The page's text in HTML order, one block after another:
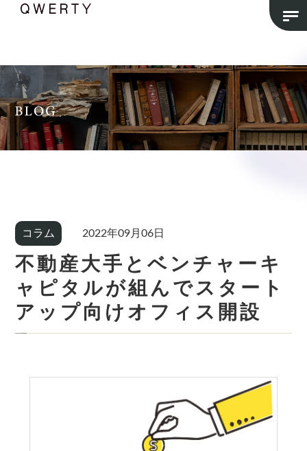
コラム 2022年09月06日
不動産大手とベンチャーキ
ャピタルが組んでスタート
アップ向けオフィス開設